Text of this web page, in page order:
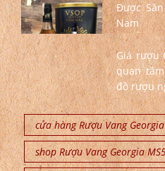
Được
Nam
Giá rượu
quan
đồ rượu
cửa hàng Rượu Vang
shop Rượu Vang Georgia